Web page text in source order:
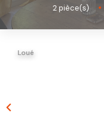
2pièce(s) •
Loué